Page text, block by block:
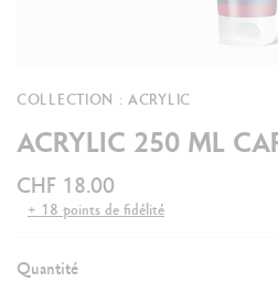
COLLECTION : ACRYLIC
ACRYLIC 250 ML
CHF 18.00
+ 18 points de fidélité
Quantité